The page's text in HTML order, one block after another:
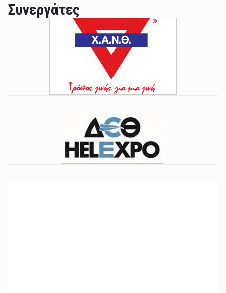
Συνεργάτες